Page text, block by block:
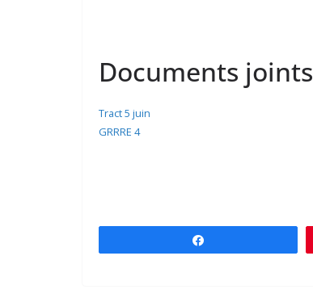
Documents joints
Tract 5 juin
GRRRE 4